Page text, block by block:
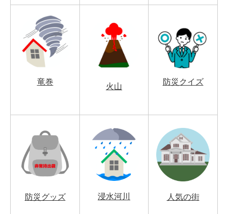
竜巻
火山
防災クイズ
防災グッズ 浸水河川 人気の街